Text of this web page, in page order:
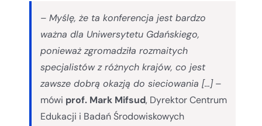
– Myślę, że ta konferencja jest bardzo
ważna dla Uniwersytetu Gdańskiego,
ponieważ zgromadziła rozmaitych
specjalistów z różnych krajów, co jest
zawsze dobrą okazją do sieciowania […]–
mówi prof. Mark Mifsud, Dyrektor Centrum
Edukacji i Badań Środowiskowych